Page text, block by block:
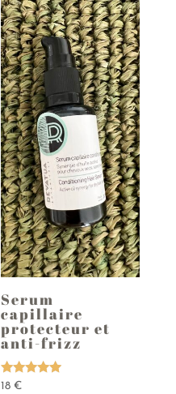
Serum
capillaire
protecteur et
anti-frizz
Note
18 €